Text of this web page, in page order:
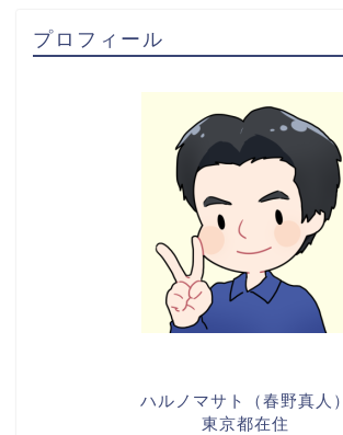
プロフィール
ハルノマサト（春野真人）
東京都在住